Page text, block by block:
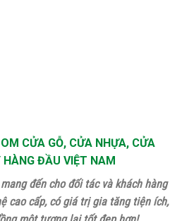
CỬA GỖ, CỬA NHỰA, CỬA
HÀNG ĐẦU VIỆT NAM
đến cho đối tác và khách hàng
cao cấp, có giá trị gia tăng tiện ích,